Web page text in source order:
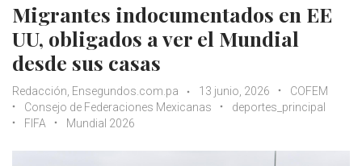
Migrantes indocumentados en EE
UU, obligados a ver el Mundial
desde sus casas
Redacción, Ensegundos.com.pa 13 junio, 2026
COFEM
Consejo de Federaciones Mexicanas
deportes_principal
FIFA
Mundial 2026